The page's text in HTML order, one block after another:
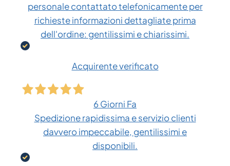
personale contattato telefonicamente per
richieste informazioni dettagliate prima
dell'ordine: gentilissimi e chiarissimi.
Acquirente verificato
6 Giorni Fa
Spedizione rapidissima e servizio clienti
davvero impeccabile, gentilissimi e
disponibili.